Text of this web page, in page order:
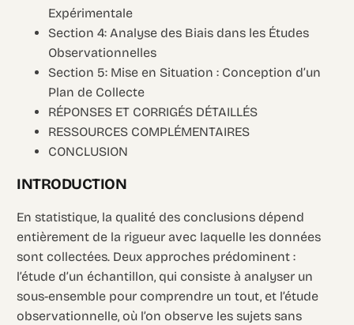
Expérimentale
Section 4: Analyse des Biais dans les Études
Observationnelles
Section 5: Mise en Situation : Conception d’un
Plan de Collecte
RÉPONSES ET CORRIGÉS DÉTAILLÉS
RESSOURCES COMPLÉMENTAIRES
CONCLUSION
INTRODUCTION
En statistique, la qualité des conclusions dépend
entièrement de la rigueur avec laquelle les données
sont collectées. Deux approches prédominent :
l’étude d’un échantillon, qui consiste à analyser un
sous-ensemble pour comprendre un tout, et l’étude
observationnelle, où l’on observe les sujets sans